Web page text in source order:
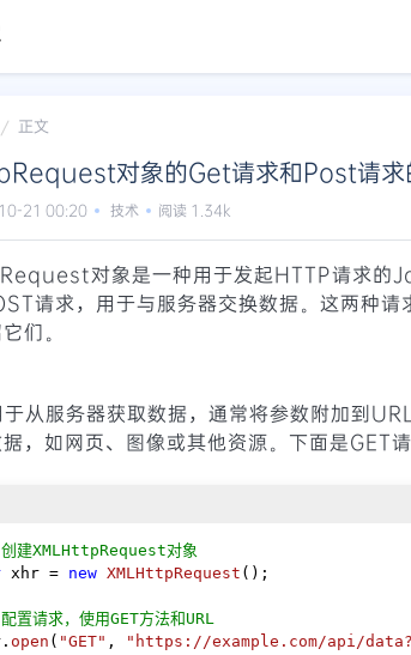
正文
对象的Get请求和Post请求
21 00:20 技术 阅读 1.34k
对象是一种用于发起HTTP请求的
请求，用于与服务器交换数据。这两种请
们。
从服务器获取数据，通常将参数附加到
，如网页、图像或其他资源。下面是GET请
建XMLHttpRequest对象
xhr = new XMLHttpRequest ();
置请求，使用GET方法和URL
open ( "GET" , "https://example.com/api/